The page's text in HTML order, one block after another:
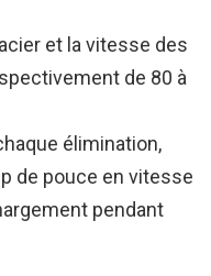
et la vitesse des
de 80 à
élimination,
de pouce en vitesse
pendant